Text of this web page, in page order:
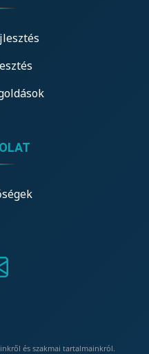
és szakmai tartalmainkról.